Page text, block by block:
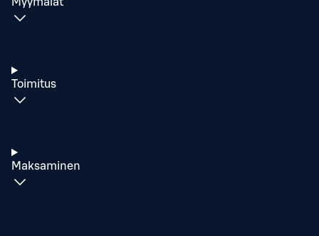
Toimitus
Maksaminen